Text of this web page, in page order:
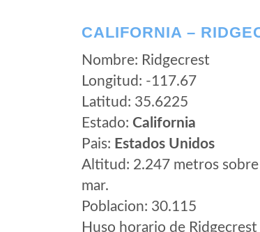
CALIFORNIA –
Nombre: Ridgecrest
Longitud: -117.67
Latitud: 35.6225
Estado: California
Pais: Estados Unidos
Altitud: 2.247 metros sobre
mar.
Poblacion: 30.115
Huso horario de Ridgecrest